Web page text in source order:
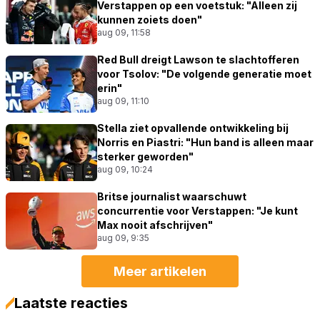
Verstappen op een voetstuk: "Alleen zij
kunnen zoiets doen"
aug 09, 11:58
Red Bull dreigt Lawson te slachtofferen
voor Tsolov: "De volgende generatie moet
erin"
aug 09, 11:10
Stella ziet opvallende ontwikkeling bij
Norris en Piastri: "Hun band is alleen maar
sterker geworden"
aug 09, 10:24
Britse journalist waarschuwt
concurrentie voor Verstappen: "Je kunt
Max nooit afschrijven"
aug 09, 9:35
Meer artikelen
Laatste reacties